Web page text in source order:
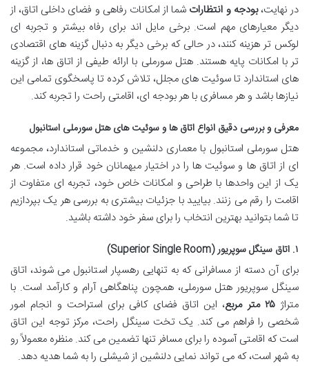
در نهایت،بودجه و انتظارات شما از امکانات رفاهی و فضای داخلی اتاق، از
دیگر معیارهای مهم است. برخی مایل اند برای رفاه بیشتر و تجربه ای
لوکس تر هزینه کنند، در حالی که برخی دیگر به دنبال گزینه های اقتصادی
تر با امکانات پایه هستند. هتل سورملی با ارائه طیفی از اتاق ها، از گزینه
های استاندارد تا سوئیت های مجلل، تلاش کرده تا پاسخگوی تمامی این
نیازها باشد و هر مسافری با هر بودجه ای، اقامتی راحت را تجربه کند.
معرفی و بررسی دقیق انواع اتاق ها و سوئیت های هتل سورملی استانبول
هتل سورملی استانبول با معماری دلنشین و خدماتی استاندارد، مجموعه
ای از اتاق ها و سوئیت ها را در اختیار میهمانان خود قرار داده است. هر
یک از این واحدها با طراحی و امکانات خاص خود، تجربه ای متفاوت از
اقامت را رقم می زنند. بیایید با جزئیات بیشتری به بررسی هر یک بپردازیم
تا شما بتوانید بهترین انتخاب را برای سفر خود داشته باشید.
۱. اتاق سینگل سوپریور (Superior Single Room)
برای آن دسته از مسافرانی که به تنهایی رهسپار استانبول می شوند، اتاق
سینگل سوپریور هتل سورملی، همچون پناهگاهی آرام و کارآمد است. با
متراژ۲۵ متر مربع
، این اتاق فضای کافی برای استراحت و انجام امور
شخصی را فراهم می کند. یک تخت سینگل راحت، مرکز توجه این اتاق
است که اقامتی آسوده را برای مسافر تنها تضمین می کند. منظره معمولاً رو
به شهر است، که می تواند نمایی دلنشین از شیشلی را به شما هدیه دهد.